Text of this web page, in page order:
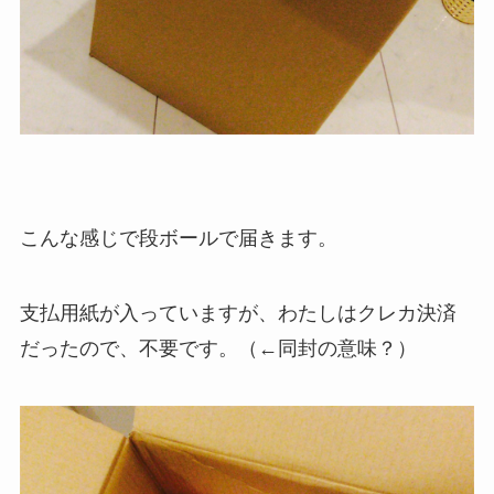
こんな感じで段ボールで届きます。
支払用紙が入っていますが、わたしはクレカ決済
だったので、不要です。（←同封の意味？）